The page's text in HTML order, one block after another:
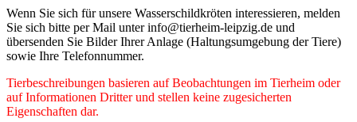
Wenn Sie sich für unsere Wasserschildkröten interessieren, melden
Sie sich bitte per Mail unter info@tierheim-leipzig.de und
übersenden Sie Bilder Ihrer Anlage (Haltungsumgebung der Tiere)
sowie Ihre Telefonnummer.
Tierbeschreibungen basieren auf Beobachtungen im Tierheim oder
auf Informationen Dritter und stellen keine zugesicherten
Eigenschaften dar.